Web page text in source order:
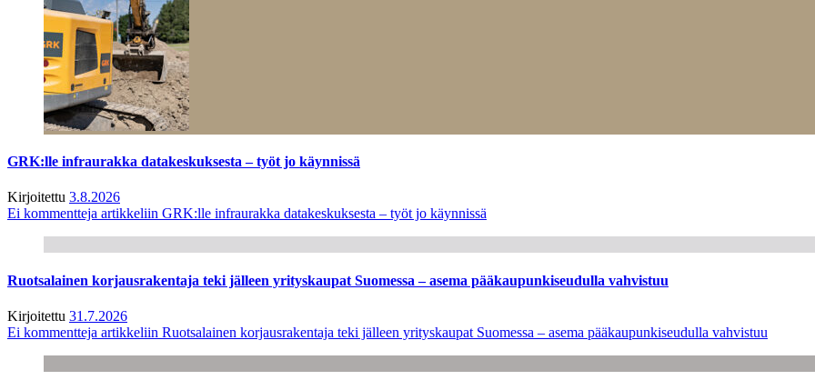
GRK:lle infraurakka datakeskuksesta – työt jo käynnissä
Kirjoitettu 3.8.2026
Ei kommentteja artikkeliin GRK:lle infraurakka datakeskuksesta – työt jo käynnissä
Ruotsalainen korjausrakentaja teki jälleen yrityskaupat Suomessa – asema pääkaupunkiseudulla vahvistuu
Kirjoitettu 31.7.2026
Ei kommentteja artikkeliin Ruotsalainen korjausrakentaja teki jälleen yrityskaupat Suomessa – asema pääkaupunkiseudulla vahvistuu